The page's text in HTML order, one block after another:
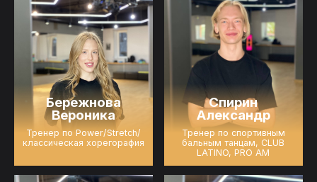
Бережнова
Вероника
Тренер по Power/Stretch/
классическая хорегорафия
Спирин
Александр
Тренер по спортивным
бальным танцам, CLUB
LATINO, PRO AM